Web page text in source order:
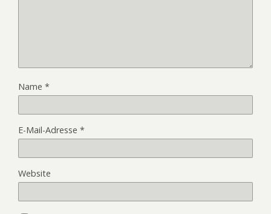
Name *
E-Mail-Adresse *
Website